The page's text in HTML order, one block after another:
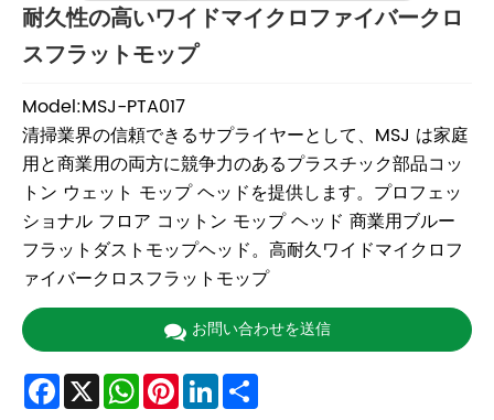
耐久性の高いワイドマイクロファイバークロ
スフラットモップ
Model:MSJ-PTA017
清掃業界の信頼できるサプライヤーとして、MSJ は家庭
用と商業用の両方に競争力のあるプラスチック部品コッ
トン ウェット モップ ヘッドを提供します。プロフェッ
ショナル フロア コットン モップ ヘッド 商業用ブルー
フラットダストモップヘッド。高耐久ワイドマイクロフ
ァイバークロスフラットモップ
お問い合わせを送信
Facebook
X WhatsApp
Pinterest
LinkedIn